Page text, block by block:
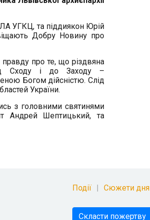
УГКЦ, та піддиякон Юрій
Добру Новину про
про те, що різдвяна
Сходу і до Заходу –
Богом дійсністю. Слід
України.
з головними святинями
Андрей Шептицький, та
Події Сюжети дня
Скласти пожертву